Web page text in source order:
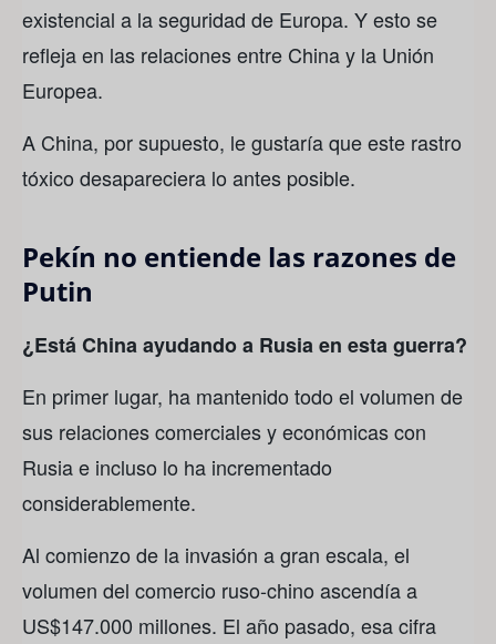
existencial a la seguridad de Europa. Y esto se
refleja en las relaciones entre China y la Unión
Europea.
A China, por supuesto, le gustaría que este rastro
tóxico desapareciera lo antes posible.
Pekín no entiende las razones de
Putin
¿Está China ayudando a Rusia en esta guerra?
En primer lugar, ha mantenido todo el volumen de
sus relaciones comerciales y económicas con
Rusia e incluso lo ha incrementado
considerablemente.
Al comienzo de la invasión a gran escala, el
volumen del comercio ruso-chino ascendía a
US$147.000 millones. El año pasado, esa cifra